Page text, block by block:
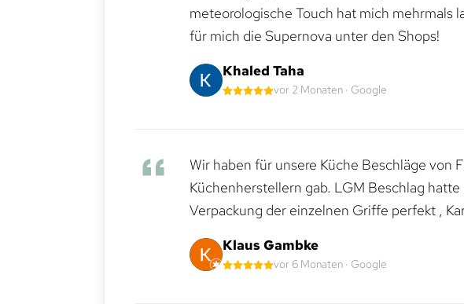
meteorologische Touch hat mich mehrmals
für mich die Supernova unter den Shops!
Khaled Taha
vor 2 Monaten · Google
Wir haben für unsere Küche Beschläge von
Küchenherstellern gab. LGM Beschlag
Verpackung der einzelnen Griffe perfekt ,
Klaus Gambke
vor 6 Monaten · Google